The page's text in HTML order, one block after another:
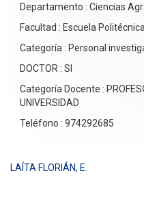
Departamento : Ciencias
Facultad : Escuela
Categoría : Personal
DOCTOR : SI
Categoría Docente :
UNIVERSIDAD
Teléfono : 974292685
LAÍTA FLORIÁN, E.